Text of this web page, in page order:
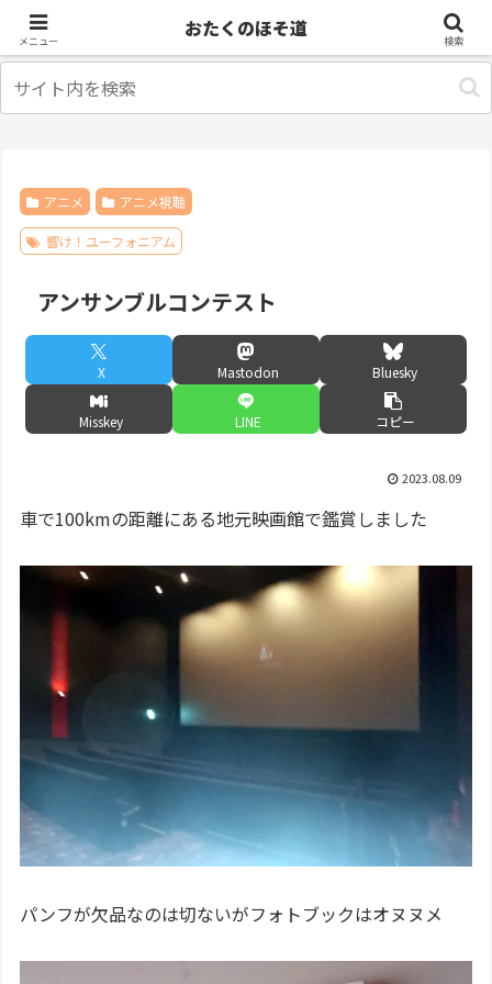
アニメ アニメ視聴
響け！ユーフォニアム
アンサンブルコンテスト
X Mastodon Bluesky
Misskey LINE コピー
2023.08.09
車で100kmの距離にある地元映画館で鑑賞しました
パンフが欠品なのは切ないがフォトブックはオヌヌメ
メニュー
おたくのほそ道
検索